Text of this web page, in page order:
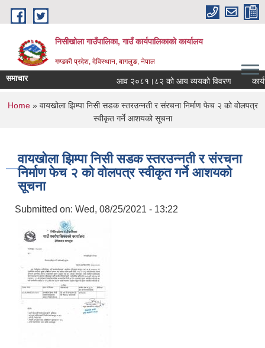
Skip to main content
निसीखोला गाउँपालिका, गाउँ कार्यपालिकाको कार्यालय
गण्डकी प्रदेश, देविस्थान, बागलुङ, नेपाल
समाचार आव २०८१।८२ को आय व्ययको विवरण
You are here
Home» वायखोला झिम्पा निसी सडक स्तरउन्नती र संरचना निर्माण फेच २ को वोलपत्र
स्वीकृत गर्ने आशयको सूचना
वायखोला झिम्पा निसी सडक स्तरउन्नती र संरचना
निर्माण फेच २ को वोलपत्र स्वीकृत गर्ने आशयको
सूचना
Submitted on: Wed, 08/25/2021 - 13:22